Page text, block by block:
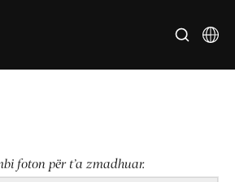
foton për t’a zmadhuar.